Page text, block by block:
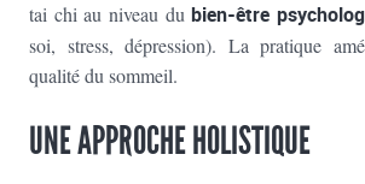
tai chi au niveau dubien-être
soi, stress, dépression). La pratique
qualité du sommeil.
UNE APPROCHE HOLISTIQUE